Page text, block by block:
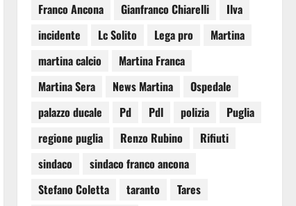
Franco Ancona
Gianfranco Chiarelli
Ilva
incidente
Lc Solito Lega pro
Martina
martina calcio
Martina Franca
Martina Sera
News Martina
Ospedale
palazzo ducale
Pd Pdl polizia
Puglia
regione puglia
Renzo Rubino
Rifiuti
sindaco
sindaco franco ancona
Stefano Coletta
taranto
Tares